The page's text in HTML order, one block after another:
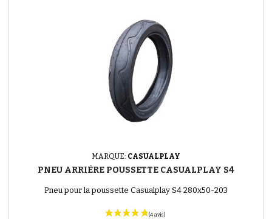
MARQUE: CASUALPLAY
PNEU ARRIÈRE POUSSETTE CASUALPLAY S4
Pneu pour la poussette Casualplay S4 280x50-203